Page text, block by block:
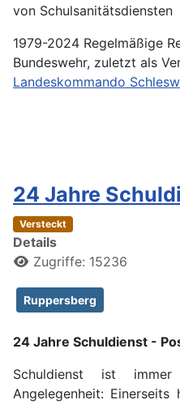
von Schulsanitätsdiensten
1979-2024 Regelmäßige
Bundeswehr, zuletzt als
Landeskommando
24 Jahre
Versteckt
Details
Zugriffe: 15236
Ruppersberg
24 Jahre Schuldienst -
Schuldienst ist
Angelegenheit: